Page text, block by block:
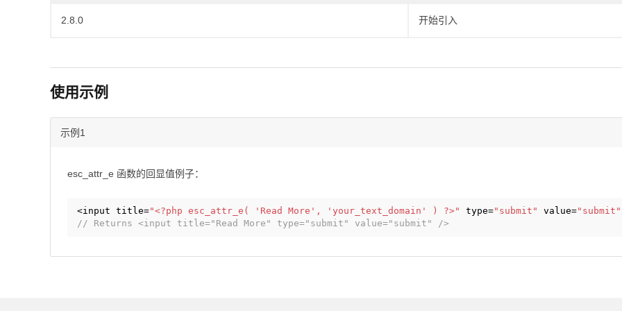
2.8.0 开始引入
使用示例
示例1
esc_attr_e 函数的回显值例子：
<input title="<?php esc_attr_e( 'Read More', 'your_text_domain' ) ?>" type="submit" value="submit"
// Returns <input title="Read More" type="submit" value="submit" />